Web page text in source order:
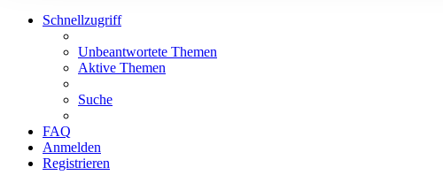
Schnellzugriff
Unbeantwortete Themen
Aktive Themen
Suche
FAQ
Anmelden
Registrieren